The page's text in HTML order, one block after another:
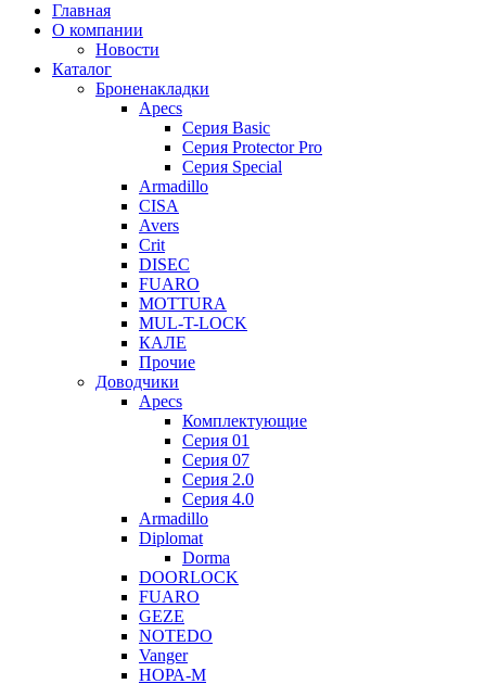
Главная
О компании
Новости
Каталог
Броненакладки
Apecs
Серия Basic
Серия Protector Pro
Серия Special
Armadillo
CISA
Avers
Crit
DISEC
FUARO
MOTTURA
MUL-T-LOCK
КАЛЕ
Прочие
Доводчики
Apecs
Комплектующие
Серия 01
Серия 07
Серия 2.0
Серия 4.0
Armadillo
Diplomat
Dorma
DOORLOCK
FUARO
GEZE
NOTEDO
Vanger
НОРА-М